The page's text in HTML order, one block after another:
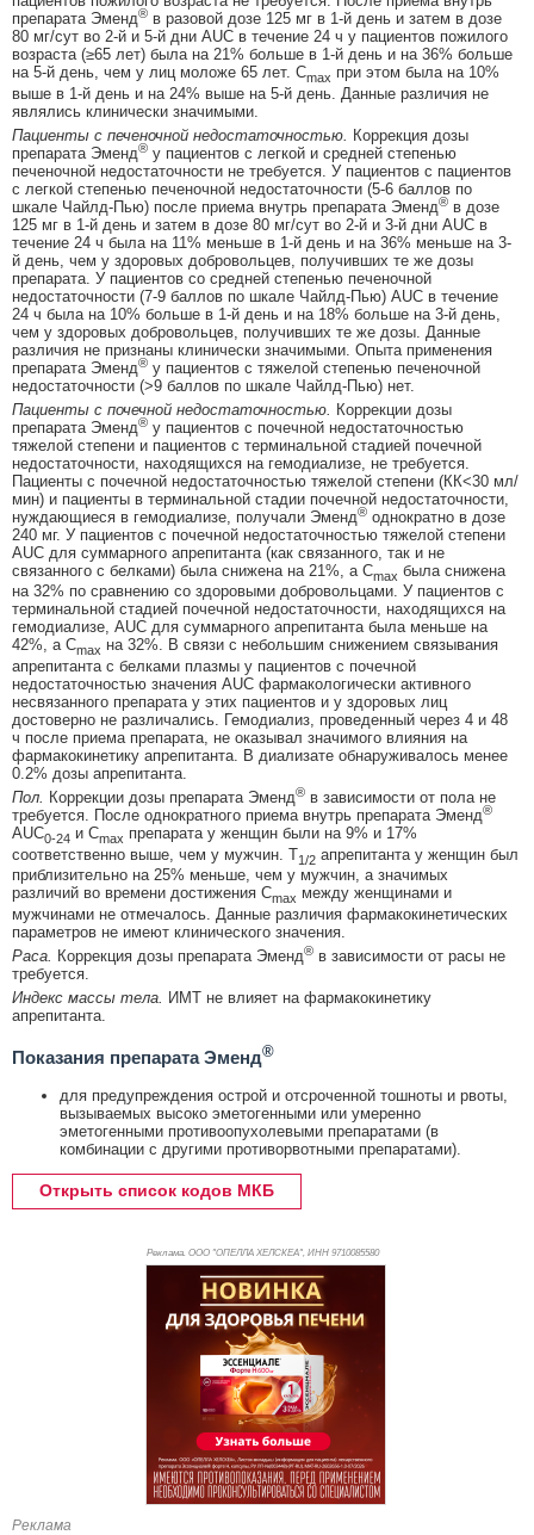
препарата Эменд® в разовой дозе 125 мг в 1-й день и затем в дозе
80 мг/сут во 2-й и 5-й дни AUC в течение 24 ч у пациентов пожилого
возраста (≥65 лет) была на 21% больше в 1-й день и на 36% больше
на 5-й день, чем у лиц моложе 65 лет. Cmax при этом была на 10%
выше в 1-й день и на 24% выше на 5-й день. Данные различия не
являлись клинически значимыми.
Пациенты с печеночной недостаточностью.
Коррекция дозы
препарата Эменд® у пациентов с легкой и средней степенью
печеночной недостаточности не требуется. У пациентов с пациентов
с легкой степенью печеночной недостаточности (5-6 баллов по
шкале Чайлд-Пью) после приема внутрь препарата Эменд® в дозе
125 мг в 1-й день и затем в дозе 80 мг/сут во 2-й и 3-й дни AUC в
течение 24 ч была на 11% меньше в 1-й день и на 36% меньше на 3-
й день, чем у здоровых добровольцев, получивших те же дозы
препарата. У пациентов со средней степенью печеночной
недостаточности (7-9 баллов по шкале Чайлд-Пью) AUC в течение
24 ч была на 10% больше в 1-й день и на 18% больше на 3-й день,
чем у здоровых добровольцев, получивших те же дозы. Данные
различия не признаны клинически значимыми. Опыта применения
препарата Эменд® у пациентов с тяжелой степенью печеночной
недостаточности (>9 баллов по шкале Чайлд-Пью) нет.
Пациенты с почечной недостаточностью.
Коррекции дозы
препарата Эменд® у пациентов с почечной недостаточностью
тяжелой степени и пациентов с терминальной стадией почечной
недостаточности, находящихся на гемодиализе, не требуется.
Пациенты с почечной недостаточностью тяжелой степени (КК<30 мл/
мин) и пациенты в терминальной стадии почечной недостаточности,
нуждающиеся в гемодиализе, получали Эменд® однократно в дозе
240 мг. У пациентов с почечной недостаточностью тяжелой степени
AUC для суммарного апрепитанта (как связанного, так и не
связанного с белками) была снижена на 21%, а Cmax была снижена
на 32% по сравнению со здоровыми добровольцами. У пациентов с
терминальной стадией почечной недостаточности, находящихся на
гемодиализе, AUC для суммарного апрепитанта была меньше на
42%, а Cmax на 32%. В связи с небольшим снижением связывания
апрепитанта с белками плазмы у пациентов с почечной
недостаточностью значения AUC фармакологически активного
несвязанного препарата у этих пациентов и у здоровых лиц
достоверно не различались. Гемодиализ, проведенный через 4 и 48
ч после приема препарата, не оказывал значимого влияния на
фармакокинетику апрепитанта. В диализате обнаруживалось менее
0.2% дозы апрепитанта.
Пол. Коррекции дозы препарата Эменд® в зависимости от пола не
требуется. После однократного приема внутрь препарата Эменд®
AUC0-24 и Cmax препарата у женщин были на 9% и 17%
соответственно выше, чем у мужчин. Т1/2 апрепитанта у женщин был
приблизительно на 25% меньше, чем у мужчин, а значимых
различий во времени достижения Cmax между женщинами и
мужчинами не отмечалось. Данные различия фармакокинетических
параметров не имеют клинического значения.
Раса.
Коррекция дозы препарата Эменд® в зависимости от расы не
требуется.
Индекс массы тела.
ИМТ не влияет на фармакокинетику
апрепитанта.
Показания препарата Эменд®
для предупреждения острой и отсроченной тошноты и рвоты,
вызываемых высоко эметогенными или умеренно
эметогенными противоопухолевыми препаратами (в
комбинации с другими противорвотными препаратами).
Открыть список кодов МКБ
Реклама. ООО "ОПЕЛЛА ХЕЛСКЕА", ИНН 9710085580
Реклама